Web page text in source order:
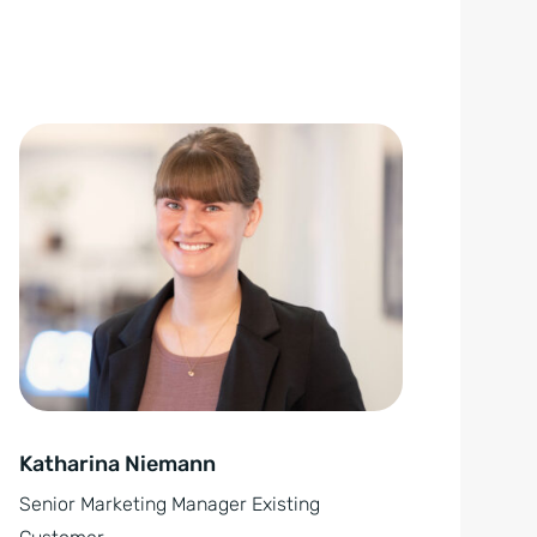
Katharina Niemann
Senior Marketing Manager Existing